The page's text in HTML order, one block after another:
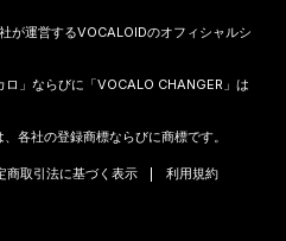
が運営するVOCALOIDのオフィシャルシ
ロ」ならびに「VOCALO CHANGER」は
各社の登録商標ならびに商標です。
商取引法に基づく表示 利用規約